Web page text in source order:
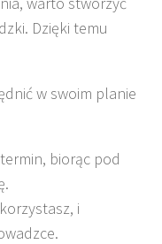
Dzięki temu
w swoim planie
biorąc pod
i